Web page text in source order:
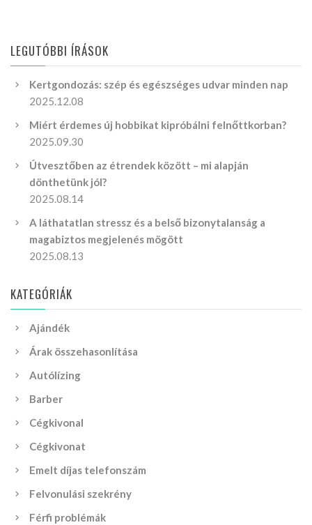
LEGUTÓBBI ÍRÁSOK
Kertgondozás: szép és egészséges udvar minden nap
2025.12.08
Miért érdemes új hobbikat kipróbálni felnőttkorban?
2025.09.30
Útvesztőben az étrendek között – mi alapján
dönthetünk jól?
2025.08.14
A láthatatlan stressz és a belső bizonytalanság a
magabiztos megjelenés mögött
2025.08.13
KATEGÓRIÁK
Ajándék
Árak összehasonlítása
Autólízing
Barber
Cégkivonal
Cégkivonat
Emelt díjas telefonszám
Felvonulási szekrény
Férfi problémák